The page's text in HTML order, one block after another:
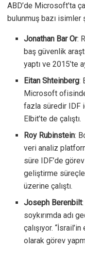
ABD’de Microsoft’ta
bulunmuş bazı isimler
Jonathan Bar Or:
baş güvenlik
yaptı ve 2015’te
Eitan Shteinberg:
Microsoft
fazla süredir IDF
Elbit’te de çalıştı.
Roy Rubinstein:
veri analiz
süre IDF’de
geliştirme
üzerine çalıştı.
Joseph Berenbilt
soykırımda adı
çalışıyor.
olarak görev